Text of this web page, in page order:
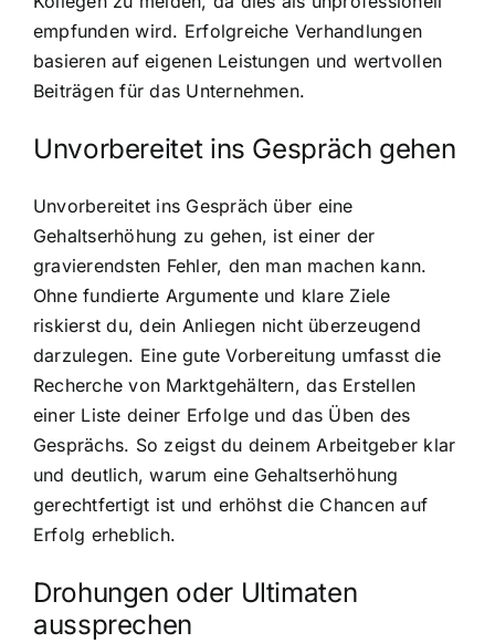
empfunden wird. Erfolgreiche Verhandlungen
basieren auf eigenen Leistungen und wertvollen
Beiträgen für das Unternehmen.
Unvorbereitet ins Gespräch gehen
Unvorbereitet ins Gespräch über eine
Gehaltserhöhung zu gehen, ist einer der
gravierendsten Fehler, den man machen kann.
Ohne fundierte Argumente und klare Ziele
riskierst du, dein Anliegen nicht überzeugend
darzulegen. Eine gute Vorbereitung umfasst die
Recherche von Marktgehältern, das Erstellen
einer Liste deiner Erfolge und das Üben des
Gesprächs. So zeigst du deinem Arbeitgeber klar
und deutlich, warum eine Gehaltserhöhung
gerechtfertigt ist und erhöhst die Chancen auf
Erfolg erheblich.
Drohungen oder Ultimaten
aussprechen